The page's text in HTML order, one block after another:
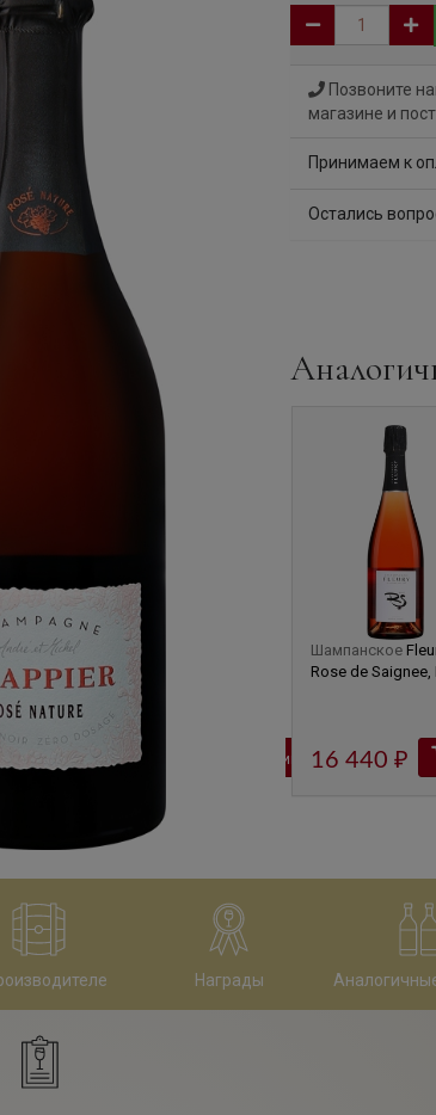
Позвоните
магазине и
Принимаем к
Остались
В корзину
Шампанское
Champagne Secret,
Rose Brut
16 190 В корзину
Шампанское
Rose de Saignee,
16 440
Награды